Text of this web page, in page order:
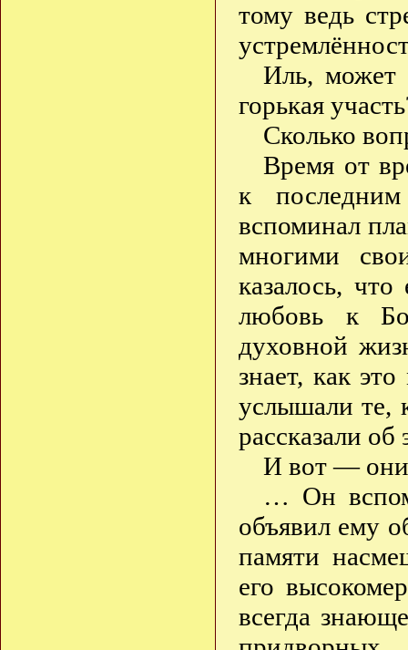
тому ведь
Иль, может
горькая
Сколько
Время от
к
вспоминал
многими
казалось,
любовь к
духовной
знает, как
услышали те,
рассказали
И вот —
… Он
объявил ему
памяти
его
всегда